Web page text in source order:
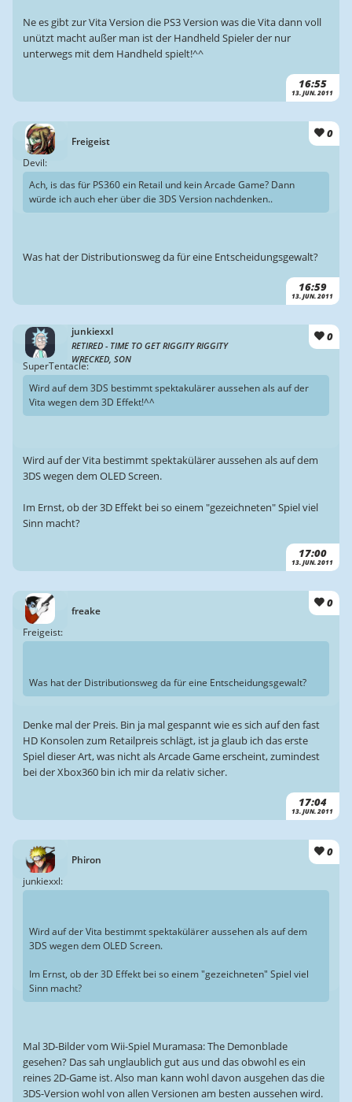
16:55
13. JUN. 2011
Ne es gibt zur Vita Version die PS3 Version was die Vita dann voll
unützt macht außer man ist der Handheld Spieler der nur
unterwegs mit dem Handheld spielt!^^
Freigeist
0
16:59
13. JUN. 2011
Devil:
Ach, is das für PS360 ein Retail und kein Arcade Game? Dann
würde ich auch eher über die 3DS Version nachdenken..
Was hat der Distributionsweg da für eine Entscheidungsgewalt?
junkiexxl
RETIRED - TIME TO GET RIGGITY RIGGITY
WRECKED, SON
0
17:00
13. JUN. 2011
SuperTentacle:
Wird auf dem 3DS bestimmt spektakulärer aussehen als auf der
Vita wegen dem 3D Effekt!^^
Wird auf der Vita bestimmt spektakülärer aussehen als auf dem
3DS wegen dem OLED Screen.
Im Ernst, ob der 3D Effekt bei so einem "gezeichneten" Spiel viel
Sinn macht?
freake
0
17:04
13. JUN. 2011
Freigeist:
Was hat der Distributionsweg da für eine Entscheidungsgewalt?
Denke mal der Preis. Bin ja mal gespannt wie es sich auf den fast
HD Konsolen zum Retailpreis schlägt, ist ja glaub ich das erste
Spiel dieser Art, was nicht als Arcade Game erscheint, zumindest
bei der Xbox360 bin ich mir da relativ sicher.
Phiron
0
junkiexxl:
Wird auf der Vita bestimmt spektakülärer aussehen als auf dem
3DS wegen dem OLED Screen.
Im Ernst, ob der 3D Effekt bei so einem "gezeichneten" Spiel viel
Sinn macht?
Mal 3D-Bilder vom Wii-Spiel Muramasa: The Demonblade
gesehen? Das sah unglaublich gut aus und das obwohl es ein
reines 2D-Game ist. Also man kann wohl davon ausgehen das die
3DS-Version wohl von allen Versionen am besten aussehen wird.